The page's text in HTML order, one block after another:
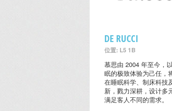
DE RUCCI
位置: L5 1B
慕思由 2004 年至今，
眠的极致体验为己任，
在睡眠科学、制床科技
新，戮力深耕，设计多
满足客人不同的需求。